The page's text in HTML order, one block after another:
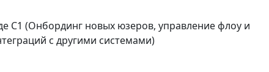
C1 (Онбординг новых юзеров, управление флоу и
с другими системами)